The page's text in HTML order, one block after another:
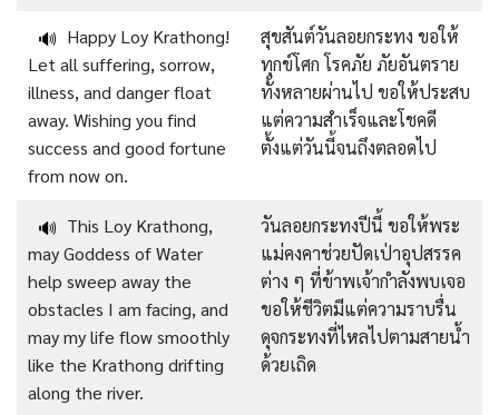
🔊 Happy Loy Krathong!
Let all suffering, sorrow,
illness, and danger float
away. Wishing you find
success and good fortune
from now on.
สุขสันต์วันลอยกระทง ขอให้
ทุกข์โศก โรคภัย ภัยอันตราย
ทั้งหลายผ่านไป ขอให้ประสบ
แต่ความสำเร็จและโชคดี
ตั้งแต่วันนี้จนถึงตลอดไป
🔊 This Loy Krathong,
may Goddess of Water
help sweep away the
obstacles I am facing, and
may my life flow smoothly
like the Krathong drifting
along the river.
วันลอยกระทงปีนี้ ขอให้พระ
แม่คงคาช่วยปัดเป่าอุปสรรค
ต่าง ๆ ที่ข้าพเจ้ากำลังพบเจอ
ขอให้ชีวิตมีแต่ความราบรื่น
ดุจกระทงที่ไหลไปตามสายน้ำ
ด้วยเถิด